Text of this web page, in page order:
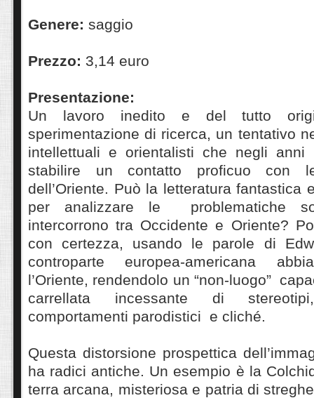
Genere: saggio
Prezzo: 3,14 euro
Presentazione:
Un lavoro inedito e del tutto
sperimentazione di ricerca, un tentativo
intellettuali e orientalisti che negli anni
stabilire un contatto proficuo con
dell’Oriente. Può la letteratura fantastica
per analizzare le problematiche
intercorrono tra Occidente e Oriente?
con certezza, usando le parole di
controparte europea-americana
l’Oriente, rendendolo un “non-luogo”
carrellata incessante di
comportamenti parodistici e cliché.
Questa distorsione prospettica
ha radici antiche. Un esempio è la
terra arcana, misteriosa e patria di